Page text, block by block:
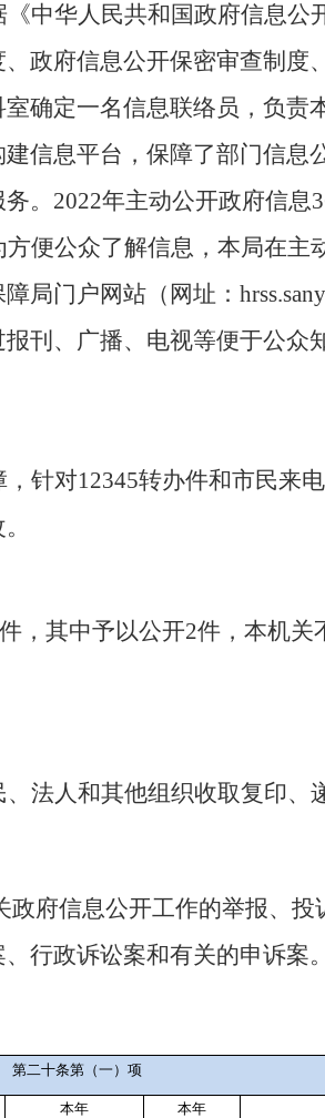
中华人民共和国政府信息公
政府信息公开保密审查制度
确定一名信息联络员，负责
信息平台，保障了部门信息
。 2022年主动公开政府信息
便公众了解信息，本局在主
局门户网站（网址：
刊、广播、电视等便于公众
，针对12345转办件和市民来
。
， 其中予以公开2件，本机关
法人和其他组织收取复印、
政府信息公开工作的举报、投
行政诉讼案和有关的申诉案
第二十条第（一）项
本年 本年